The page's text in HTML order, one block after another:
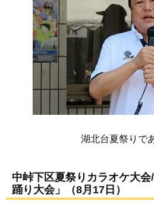
湖北台夏祭りで
中峠下区夏祭りカラオケ大
踊り大会」（8月17日）